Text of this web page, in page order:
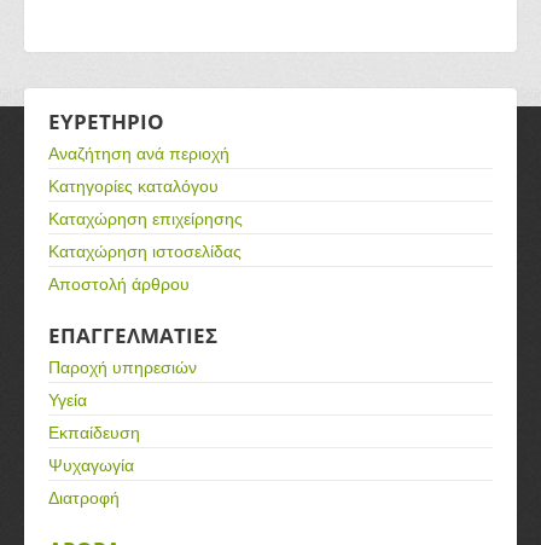
ΕΥΡΕΤΗΡΙΟ
Αναζήτηση ανά περιοχή
Κατηγορίες καταλόγου
Καταχώρηση επιχείρησης
Καταχώρηση ιστοσελίδας
Αποστολή άρθρου
ΕΠΑΓΓΕΛΜΑΤΙΕΣ
Παροχή υπηρεσιών
Υγεία
Εκπαίδευση
Ψυχαγωγία
Διατροφή